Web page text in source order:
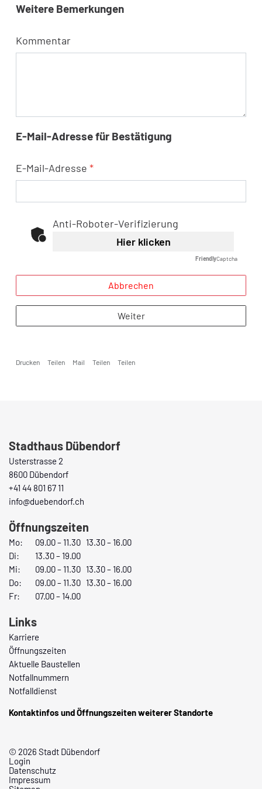
Weitere Bemerkungen
Kommentar
E-Mail-Adresse für Bestätigung
E-Mail-Adresse *
Anti-Roboter-Verifizierung
Hier klicken
FriendlyCaptcha
Abbrechen
Weiter
Drucken Teilen Mail Teilen Teilen
Stadthaus Dübendorf
Usterstrasse 2
8600 Dübendorf
+41 44 801 67 11
info@duebendorf.ch
Öffnungszeiten
Mo:
09.00 – 11.30 13.30 – 16.00
Di:
13.30 – 19.00
Mi:
09.00 – 11.30 13.30 – 16.00
Do:
09.00 – 11.30 13.30 – 16.00
Fr:
07.00 – 14.00
Links
Karriere
Öffnungszeiten
Aktuelle Baustellen
Notfallnummern
Notfalldienst
Kontaktinfos und Öffnungszeiten weiterer Standorte
© 2026 Stadt Dübendorf
Login
Datenschutz
Impressum